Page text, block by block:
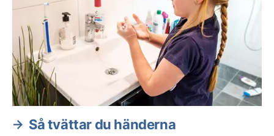
Så tvättar du händerna